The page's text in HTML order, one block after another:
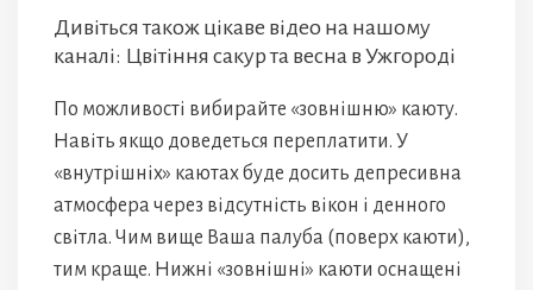
Дивіться також цікаве відео на нашому
каналі: Цвітіння сакур та весна в Ужгороді
По можливості вибирайте «зовнішню» каюту.
Навіть якщо доведеться переплатити. У
«внутрішніх» каютах буде досить депресивна
атмосфера через відсутність вікон і денного
світла. Чим вище Ваша палуба (поверх каюти),
тим краще. Нижні «зовнішні» каюти оснащені